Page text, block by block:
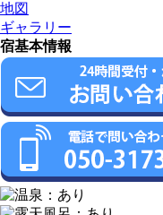
地図
ギャラリー
宿基本情報